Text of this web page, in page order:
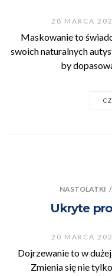
28 MARCA
Maskowanie to
swoich naturalnych
by
NASTOLATKI /
Ukryte
20 MARCA
Dojrzewanie to w
Zmienia się nie